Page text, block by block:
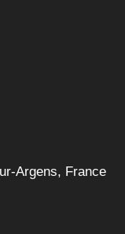
Argens, France